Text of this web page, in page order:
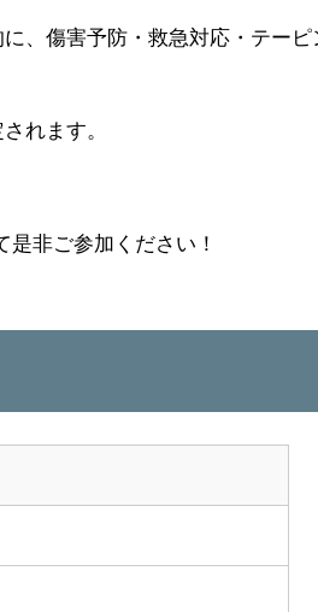
、傷害予防・救急対応・テーピ
れます。
非ご参加ください！